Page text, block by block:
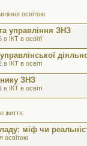
освітою
управління ЗНЗ
в ІКТ в освіті
в ІКТ в освіті
ЗНЗ
в ІКТ в освіті
життя
міф чи
освітою